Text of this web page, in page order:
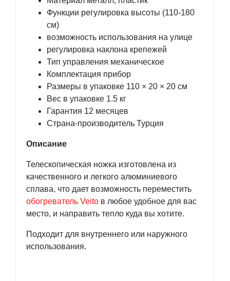
Функции регулировка высоты (110-180
см)
возможность использования на улице
регулировка наклона крепежей
Тип управления механическое
Комплектация прибор
Размеры в упаковке 110 × 20 × 20 см
Вес в упаковке 1.5 кг
Гарантия 12 месяцев
Страна-производитель Турция
Описание
Телескопическая ножка изготовлена из
качественного и легкого алюминиевого
сплава, что дает возможность переместить
обогреватель Veito в любое удобное для вас
место, и направить тепло куда вы хотите.
Подходит для внутреннего или наружного
использования.